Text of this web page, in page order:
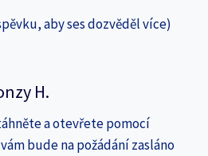
aby ses dozvěděl více)
H.
a otevřete pomocí
bude na požádání zasláno